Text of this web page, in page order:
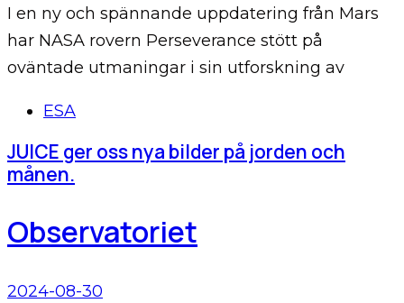
I en ny och spännande uppdatering från Mars
har NASA rovern Perseverance stött på
oväntade utmaningar i sin utforskning av
TagsESA
JUICE ger oss nya bilder på jorden och
månen.
Observatoriet
2024-08-30